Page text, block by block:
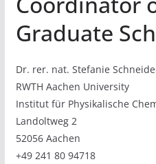
Graduate
Dr. rer. nat. Stefanie
RWTH Aachen University
Institut für Physikalische
Landoltweg 2
52056 Aachen
+49 241 80 94718